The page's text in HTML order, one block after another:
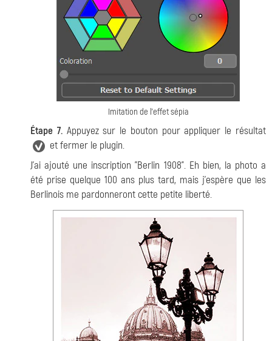
Imitation de l'effet sépia
Étape 7.Appuyez sur le bouton pour appliquer le résultat
et fermer le plugin.
J'ai ajouté une inscription "Berlin 1908". Eh bien, la photo a
été prise quelque 100 ans plus tard, mais j'espère que les
Berlinois me pardonneront cette petite liberté.